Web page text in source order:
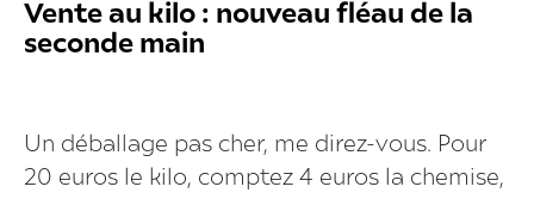
Vente au kilo : nouveau fléau de la
seconde main
Un déballage pas cher, me direz-vous. Pour
20 euros le kilo, comptez 4 euros la chemise,